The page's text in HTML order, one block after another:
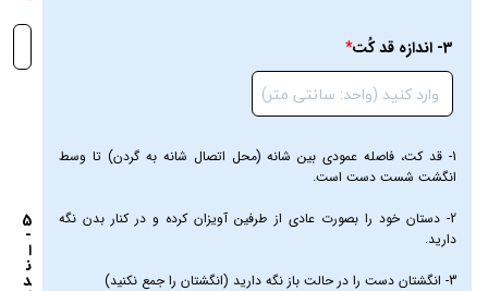
5
-
ا
ن
د
1- قد کت، فاصله عمودی بین شانه (محل اتصال شانه به گردن) تا وسط
انگشت شست دست است.
2- دستان خود را بصورت عادی از طرفین آویزان کرده و در کنار بدن نگه
دارید.
3- انگشتان دست را در حالت باز نگه دارید (انگشتان را جمع نکنید)
3- اندازه قد کُت